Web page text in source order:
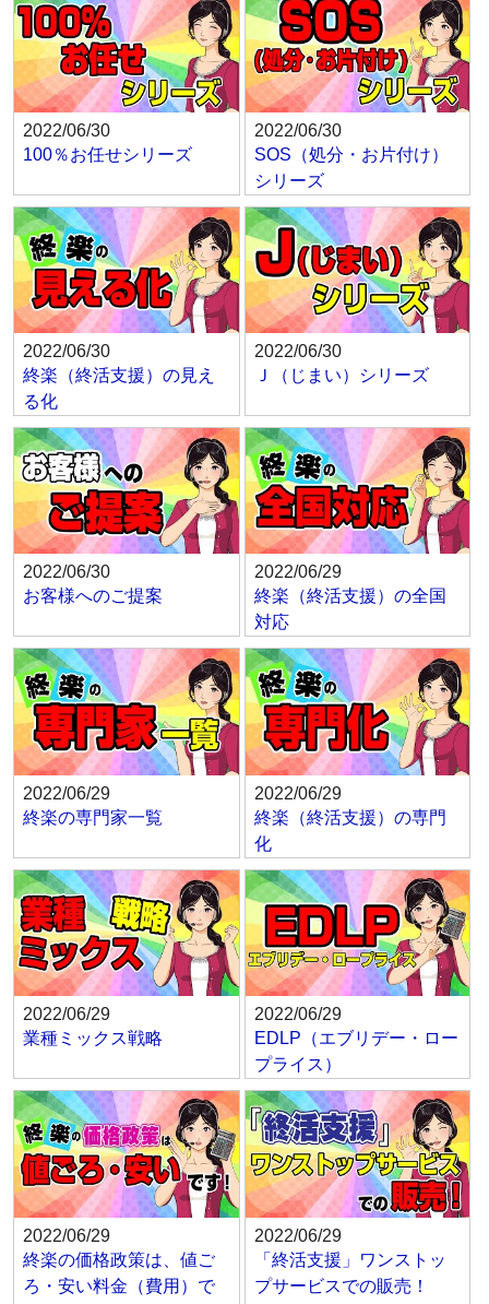
2022/06/30
100％お任せシリーズ
2022/06/30
SOS（処分・お片付け）
シリーズ
2022/06/30
終楽（終活支援）の見え
る化
2022/06/30
Ｊ（じまい）シリーズ
2022/06/30
お客様へのご提案
2022/06/29
終楽（終活支援）の全国
対応
2022/06/29
終楽の専門家一覧
2022/06/29
終楽（終活支援）の専門
化
2022/06/29
業種ミックス戦略
2022/06/29
EDLP（エブリデー・ロー
プライス）
2022/06/29
終楽の価格政策は、値ご
ろ・安い料金（費用）で
2022/06/29
「終活支援」ワンストッ
プサービスでの販売！